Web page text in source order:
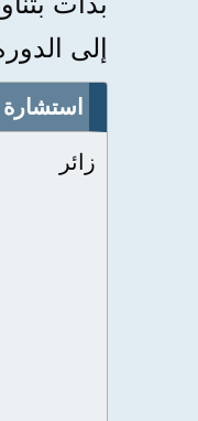
إلى
استشارة
زائر